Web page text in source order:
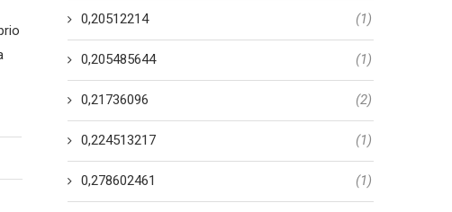
0,20512214 (1)
0,205485644 (1)
0,21736096 (2)
0,224513217 (1)
0,278602461 (1)